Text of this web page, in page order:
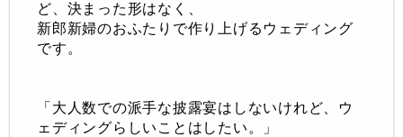
ど、決まった形はなく、
新郎新婦のおふたりで作り上げるウェディング
です。
「大人数での派手な披露宴はしないけれど、 ウ
ェディングらしいことはしたい。」